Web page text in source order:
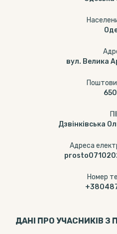
вул. Велика
Дзвінківська
Адреса
Номер
ДАНІ ПРО УЧАСНИКІВ